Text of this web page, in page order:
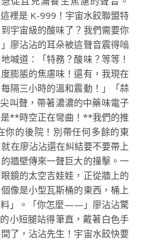
裡是 K-999！宇宙水餃聯盟特
宇宙級的酸味了？我們需要你
廖沾沾的耳朵被這聲音震得嗡
喊道：「特務？酸味？等等！
膨脹的焦慮味！還有，我現在
隔三小時的溫和震動！」「蒜
叫聲，帶著濃濃的中藥味電子
**時空正在彎曲！**我們的推
你的後院！別帶任何多餘的東
在廖沾沾還在糾結要不要帶上
牆壁傳來一聲巨大的撞擊。一
鏡的太空吉娃娃，正從牆上的
像是小型瓦斯桶的東西，桶上
料」。「你怎麼——」廖沾沾驚
小短腿站得筆直，戴著白色手
了，沾沾先生！宇宙水餃快要